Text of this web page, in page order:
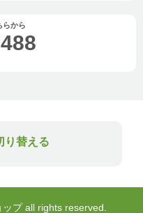
らから
り替える
プ all rights reserved.